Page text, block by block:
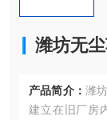
潍坊无
产品简介： 潍
建立在旧厂房